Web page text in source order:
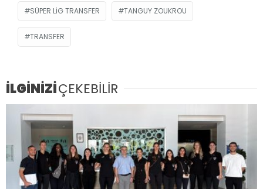
SÜPER LIG TRANSFER TANGUY ZOUKROU
TRANSFER
İLGİNİZİÇEKEBİLİR